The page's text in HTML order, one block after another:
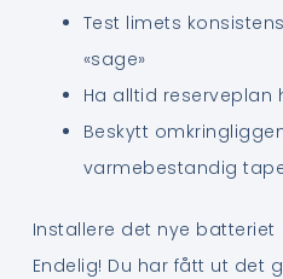
Test limets
«sage»
Ha alltid reserveplan
Beskytt
varmebestandig
Installere det nye batteriet
Endelig! Du har fått ut det